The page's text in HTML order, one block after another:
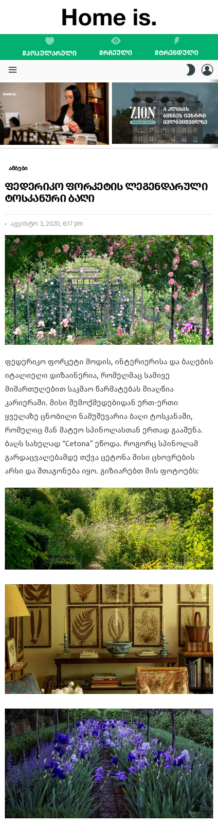
#ᲞᲝᲞᲣᲚᲐᲠᲣᲚᲘ #ᲠᲩᲔᲣᲚᲘ #ᲢᲠᲔᲜᲓᲣᲚᲘ
SKIN
STORIES
ამბები
ფედერიკო ფორკეტის ლეგენდარული
ტოსკანური ბაღი
აგვისტო 3, 2020, 6:17 pm
ფედერიკო ფორკეტი მოდის, ინტერიერისა და ბაღების
იტალიელი დიზაინერია, რომელმაც სამივე
მიმართულებით საკმაო წარმატებას მიაღწია
კარიერაში. მისი შემოქმედებიდან ერთ-ერთი
ყველაზე ცნობილი ნამუშევარია ბაღი ტოსკანაში,
რომელიც მან მატეო სპინოლასთან ერთად გააშენა.
ბაღს სახელად “Cetona” ეწოდა. როგორც სპინოლამ
გარდაცვალებამდე თქვა ცეტონა მისი ცხოვრების
არსი და შთაგონება იყო. გიზიარებთ მის ფოტოებს: